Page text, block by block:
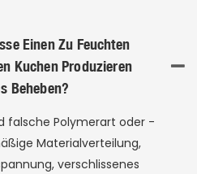
Einen Zu Feuchten
Kuchen Produzieren
Beheben?
falsche Polymerart oder -
Materialverteilung,
verschlissenes